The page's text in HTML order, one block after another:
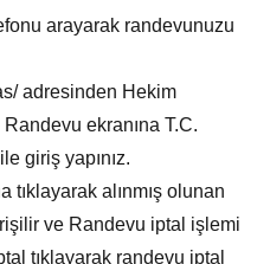
arayarak randevunuzu
adresinden Hekim
ekranına T.C.
giriş yapınız.
tıklayarak alınmış olunan
ve Randevu iptal işlemi
tıklayarak randevu iptal